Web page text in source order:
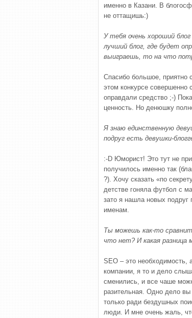
именно в Казани. В
не оттащишь:)
У тебя очень хороший
лучший блог, где будет
выиграешь, то на что
Спасибо большое, приятно
этом конкурсе совершенно
оправдали средство ;-)
ценность. Но денюшку
Я знаю единственную
подруг есть девушки-
:-D Юморист! Это тут не
получилось именно так
?). Хочу сказать «по
детстве гоняла футбол с
зато я нашла новых подруг
именам.
Ты можешь как-то
что нет? И какая
SEO – это необходимость,
компании, я то и дело
сменились, и все чаше
разительная. Одно дело вы
только ради бездушных
люди. И мне очень жаль,